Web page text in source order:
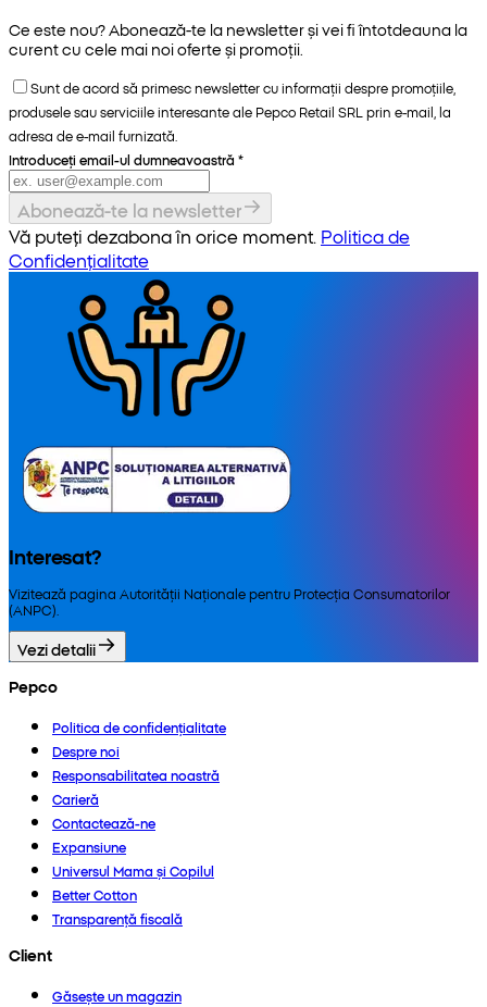
Ce este nou? Abonează-te la newsletter și vei fi întotdeauna la
curent cu cele mai noi oferte și promoții.
Sunt de acord să primesc newsletter cu informații despre promoțiile,
produsele sau serviciile interesante ale Pepco Retail SRL prin e-mail, la
adresa de e-mail furnizată.
Introduceți email-ul dumneavoastră *
Abonează-te la newsletter
Vă puteți dezabona în orice moment. Politica de
Confidențialitate
Interesat?
Vizitează pagina Autorității Naționale pentru Protecția Consumatorilor
(ANPC).
Vezi detalii
Pepco
Politica de confidențialitate
Despre noi
Responsabilitatea noastră
Carieră
Contactează-ne
Expansiune
Universul Mama și Copilul
Better Cotton
Transparență fiscală
Client
Găsește un magazin